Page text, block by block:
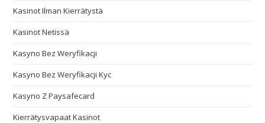
Kasinot Ilman Kierrätystä
Kasinot Netissä
Kasyno Bez Weryfikacji
Kasyno Bez Weryfikacji Kyc
Kasyno Z Paysafecard
Kierrätysvapaat Kasinot